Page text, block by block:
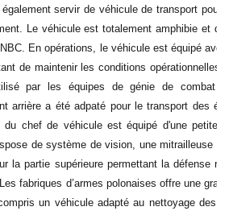
servir de véhicule de transport pour
Le véhicule est totalement amphibie et
En opérations, le véhicule est équipé
de maintenir les conditions opérationnelles.
par les équipes de génie de combat
arrière a été adpaté pour le transport des
du chef de véhicule est équipé d'une petite
de système de vision, une mitrailleuse
la partie supérieure permettant la défense
fabriques d’armes polonaises offre une
un véhicule adapté au nettoyage des